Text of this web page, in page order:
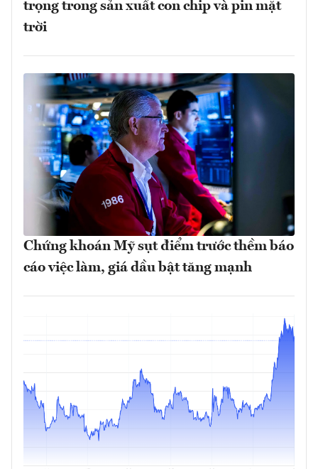
trọng trong sản xuất con chip và pin mặt
trời
Chứng khoán Mỹ sụt điểm trước thềm báo
cáo việc làm, giá dầu bật tăng mạnh